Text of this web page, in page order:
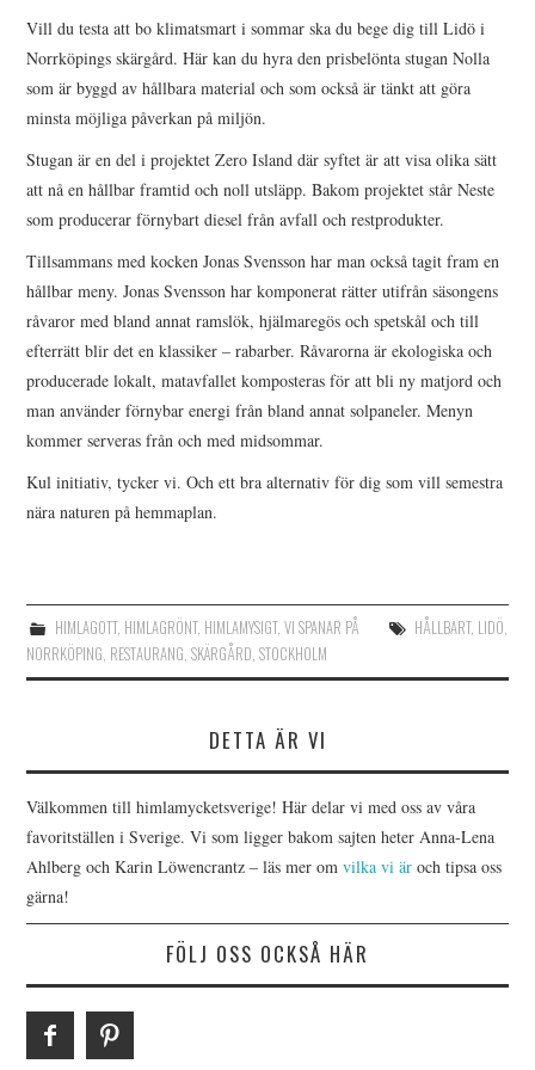
Vill du testa att bo klimatsmart i sommar ska du bege dig till Lidö i
Norrköpings skärgård. Här kan du hyra den prisbelönta stugan Nolla
som är byggd av hållbara material och som också är tänkt att göra
minsta möjliga påverkan på miljön.
Stugan är en del i projektet Zero Island där syftet är att visa olika sätt
att nå en hållbar framtid och noll utsläpp. Bakom projektet står Neste
som producerar förnybart diesel från avfall och restprodukter.
Tillsammans med kocken Jonas Svensson har man också tagit fram en
hållbar meny. Jonas Svensson har komponerat rätter utifrån säsongens
råvaror med bland annat ramslök, hjälmaregös och spetskål och till
efterrätt blir det en klassiker – rabarber. Råvarorna är ekologiska och
producerade lokalt, matavfallet komposteras för att bli ny matjord och
man använder förnybar energi från bland annat solpaneler. Menyn
kommer serveras från och med midsommar.
Kul initiativ, tycker vi. Och ett bra alternativ för dig som vill semestra
nära naturen på hemmaplan.
HIMLAGOTT, HIMLAGRÖNT, HIMLAMYSIGT, VI SPANAR PÅ HÅLLBART, LIDÖ,
NORRKÖPING, RESTAURANG,SKÄRGÅRD,STOCKHOLM
DETTA ÄR VI
Välkommen till himlamycketsverige! Här delar vi med oss av våra
favoritställen i Sverige. Vi som ligger bakom sajten heter Anna-Lena
Ahlberg och Karin Löwencrantz – läs mer omvilka vi är och tipsa oss
gärna!
FÖLJ OSS OCKSÅ HÄR